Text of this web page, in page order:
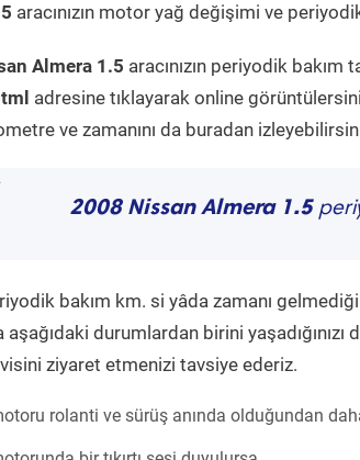
aracınızın motor yağ değişimi ve
Almera 1.5 aracınızın periyodik bakım
adresine tıklayarak online
ve zamanını da buradan
2008 Nissan Almera 1.5
bakım km. si yâda zamanı
aşağıdaki durumlardan birini
ziyaret etmenizi tavsiye ederiz.
rolanti ve sürüş anında olduğundan